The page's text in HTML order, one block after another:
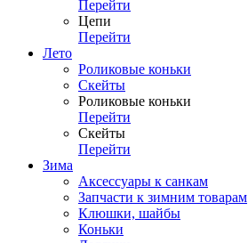
Перейти
Цепи
Перейти
Лето
Роликовые коньки
Скейты
Роликовые коньки
Перейти
Скейты
Перейти
Зима
Аксессуары к санкам
Запчасти к зимним товарам
Клюшки, шайбы
Коньки